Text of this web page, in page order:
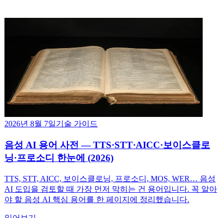
2026년 8월 7일기술 가이드
음성 AI 용어 사전 — TTS·STT·AICC·보이스클로
닝·프로소디 한눈에 (2026)
TTS, STT, AICC, 보이스클로닝, 프로소디, MOS, WER… 음성
AI 도입을 검토할 때 가장 먼저 막히는 건 용어입니다. 꼭 알아
야 할 음성 AI 핵심 용어를 한 페이지에 정리했습니다.